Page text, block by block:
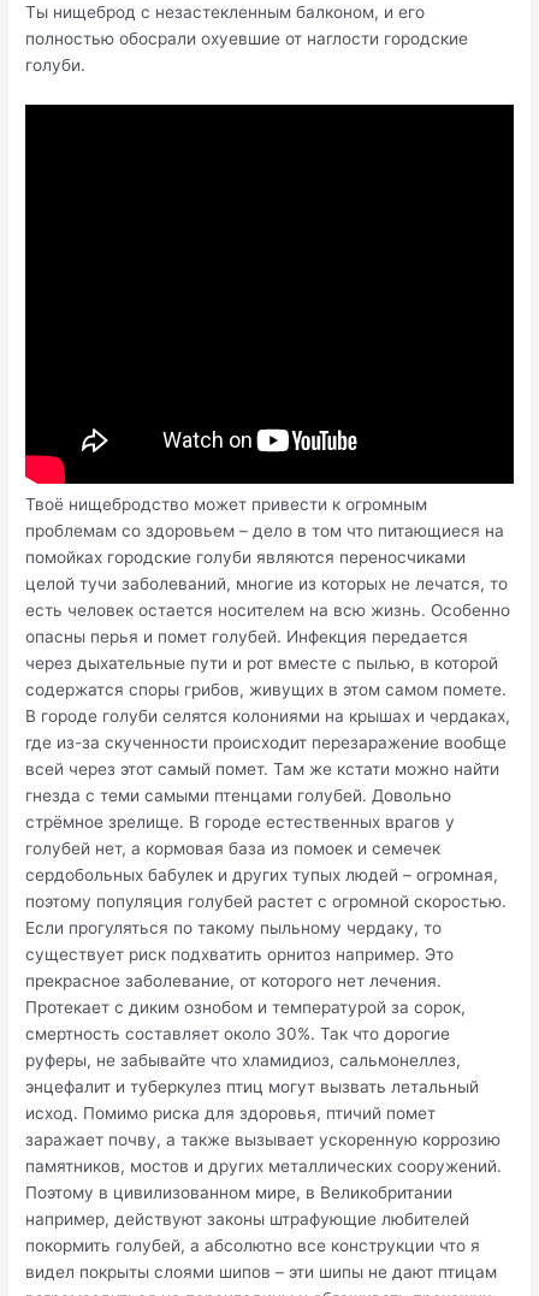
Ты нищеброд с незастекленным балконом, и его
полностью обосрали охуевшие от наглости городские
голуби.
Твоё нищебродство может привести к огромным
проблемам со здоровьем – дело в том что питающиеся на
помойках городские голуби являются переносчиками
целой тучи заболеваний, многие из которых не лечатся, то
есть человек остается носителем на всю жизнь. Особенно
опасны перья и помет голубей. Инфекция передается
через дыхательные пути и рот вместе с пылью, в которой
содержатся споры грибов, живущих в этом самом помете.
В городе голуби селятся колониями на крышах и чердаках,
где из-за скученности происходит перезаражение вообще
всей через этот самый помет. Там же кстати можно найти
гнезда с теми самыми птенцами голубей. Довольно
стрёмное зрелище. В городе естественных врагов у
голубей нет, а кормовая база из помоек и семечек
сердобольных бабулек и других тупых людей – огромная,
поэтому популяция голубей растет с огромной скоростью.
Если прогуляться по такому пыльному чердаку, то
существует риск подхватить орнитоз например. Это
прекрасное заболевание, от которого нет лечения.
Протекает с диким ознобом и температурой за сорок,
смертность составляет около 30%. Так что дорогие
руферы, не забывайте что хламидиоз, сальмонеллез,
энцефалит и туберкулез птиц могут вызвать летальный
исход. Помимо риска для здоровья, птичий помет
заражает почву, а также вызывает ускоренную коррозию
памятников, мостов и других металлических сооружений.
Поэтому в цивилизованном мире, в Великобритании
например, действуют законы штрафующие любителей
покормить голубей, а абсолютно все конструкции что я
видел покрыты слоями шипов – эти шипы не дают птицам